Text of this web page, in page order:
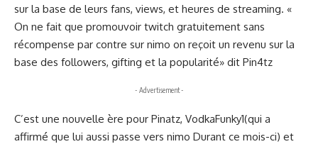
sur la base de leurs fans, views, et heures de streaming. «
On ne fait que promouvoir twitch gratuitement sans
récompense par contre sur nimo on reçoit un revenu sur la
base des followers, gifting et la popularité» dit Pin4tz
- Advertisement -
C’est une nouvelle ère pour Pinatz, VodkaFunky1(qui a
affirmé que lui aussi passe vers nimo Durant ce mois-ci) et